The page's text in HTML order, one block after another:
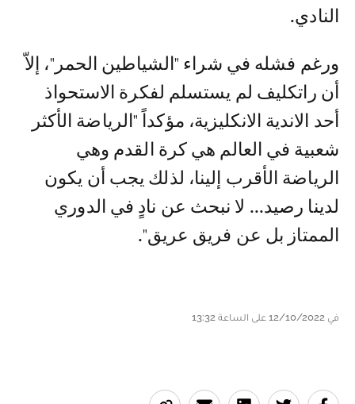
النادي.
ورغم فشله في شراء "الشياطين الحمر"، إلاّ
أن راتكليف لم يستسلم لفكرة الاستحواذ
أحد الاندية الانكليزية، مؤكداً "الرياضة الأكثر
شعبية في العالم هي كرة القدم وهي
الرياضة الأقرب إلينا، لذلك يجب أن يكون
لدينا رصيد... لا نبحث عن نادٍ في الدوري
الممتاز بل عن فريق عريق".
في 12/10/2022 على الساعة 13:32